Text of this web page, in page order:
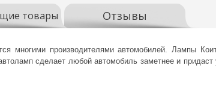
товары Отзывы
многими производителями автомобилей. Лампы
сделает любой автомобиль заметнее и